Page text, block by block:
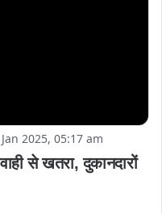
2025, 05:17 am
से खतरा, दुकानदारों